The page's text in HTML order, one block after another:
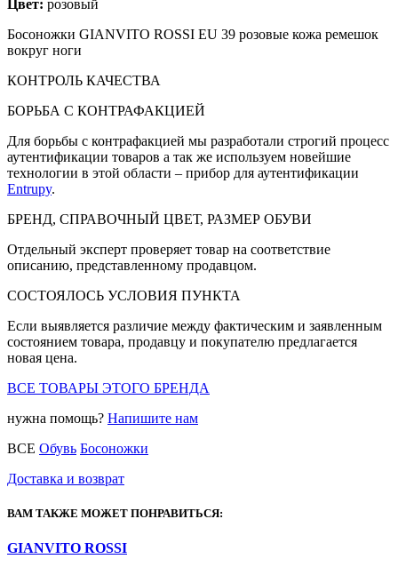
Цвет: розовый
Босоножки GIANVITO ROSSI EU 39 розовые кожа ремешок
вокруг ноги
КОНТРОЛЬ КАЧЕСТВА
БОРЬБА С КОНТРАФАКЦИЕЙ
Для борьбы с контрафакцией мы разработали строгий процесс
аутентификации товаров а так же используем новейшие
технологии в этой области – прибор для аутентификации
Entrupy.
БРЕНД, СПРАВОЧНЫЙ ЦВЕТ, РАЗМЕР ОБУВИ
Отдельный эксперт проверяет товар на соответствие
описанию, представленному продавцом.
СОСТОЯЛОСЬ УСЛОВИЯ ПУНКТА
Если выявляется различие между фактическим и заявленным
состоянием товара, продавцу и покупателю предлагается
новая цена.
ВСЕ ТОВАРЫ ЭТОГО БРЕНДА
нужна помощь? Напишите нам
ВСЕ Обувь Босоножки
Доставка и возврат
ВАМ ТАКЖЕ МОЖЕТ ПОНРАВИТЬСЯ:
GIANVITO ROSSI